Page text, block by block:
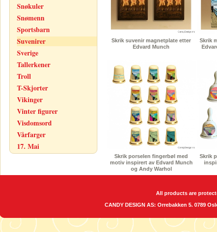
Snøkuler
Snømenn
Sportsbarn
Suvenirer
Sverige
Tallerkener
Troll
T-Skjorter
Vikinger
Vinter figurer
Visdomsord
Vårfarger
17. Mai
Skrik suvenir magnetplate etter
Edvard Munch
Skrik
Skrik porselen fingerbøl med
motiv inspirert av Edvard Munch
og Andy Warhol
Skrik
All products are
CANDY DESIGN AS: Orrebakken 5. 0789